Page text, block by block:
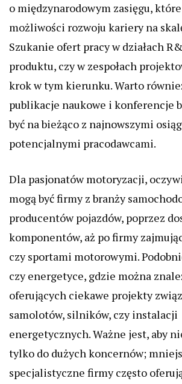
o międzynarodowym zasięgu,
możliwości rozwoju kariery na
Szukanie ofert pracy w działach
produktu, czy w zespołach
krok w tym kierunku. Warto
publikacje naukowe i konferencje
być na bieżąco z najnowszymi
potencjalnymi pracodawcami.
Dla pasjonatów motoryzacji,
mogą być firmy z branży
producentów pojazdów, poprzez
komponentów, aż po firmy
czy sportami motorowymi.
czy energetyce, gdzie można
oferujących ciekawe projekty
samolotów, silników, czy instalacji
energetycznych. Ważne jest, aby
tylko do dużych koncernów;
specjalistyczne firmy często